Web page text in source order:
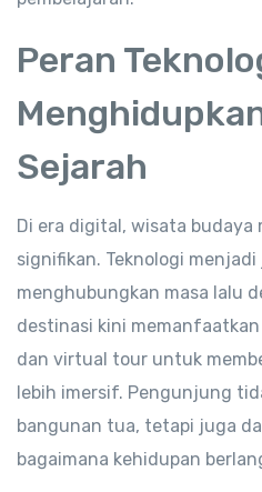
Peran
Sejarah
Di era digital, wisata
signifikan. Teknologi
menghubungkan masa lalu
destinasi kini
dan virtual tour untuk
lebih imersif. Pengunjung
bangunan tua, tetapi juga
bagaimana kehidupan